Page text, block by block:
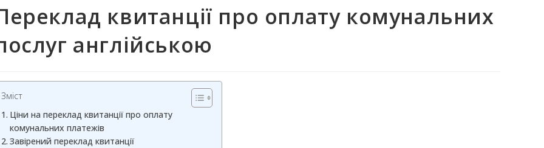
квитанції про оплату комунальних
англійською
Зміст
Ціни на переклад квитанції про оплату
комунальних платежів
Завірений переклад квитанції